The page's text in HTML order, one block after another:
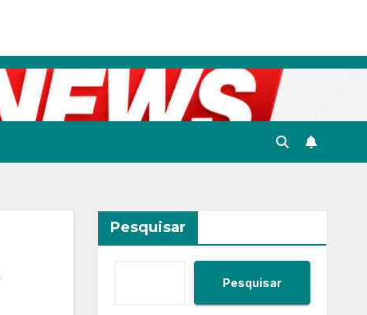
Pesquisar
Pesquisar